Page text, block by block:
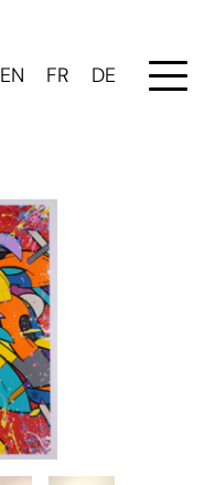
EN FR DE